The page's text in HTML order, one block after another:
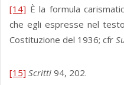
[14] È la formula
che egli espresse nel
Costituzione del 1936; cfr
[15] Scritti 94, 202.